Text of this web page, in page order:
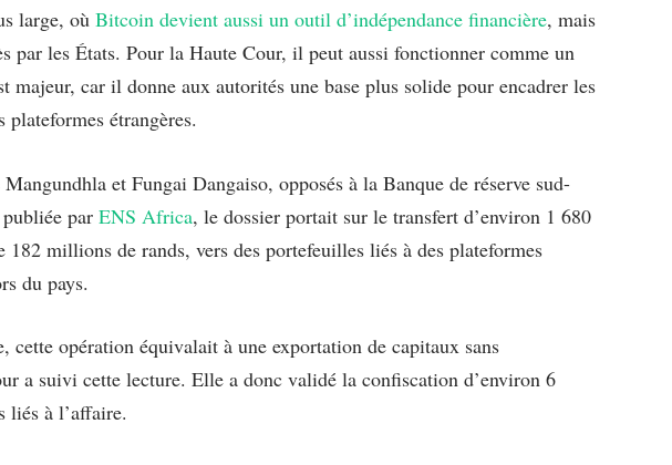
large, où Bitcoin devient aussi un outil d’indépendance financière, mais
par les États. Pour la Haute Cour, il peut aussi fonctionner comme un
majeur, car il donne aux autorités une base plus solide pour encadrer les
étrangères.
et Fungai Dangaiso, opposés à la Banque de réserve sud-
par ENS Africa, le dossier portait sur le transfert d’environ 1 680
182 millions de rands, vers des portefeuilles liés à des plateformes
du pays.
cette opération équivalait à une exportation de capitaux sans
a suivi cette lecture. Elle a donc validé la confiscation d’environ 6
liés à l’affaire.